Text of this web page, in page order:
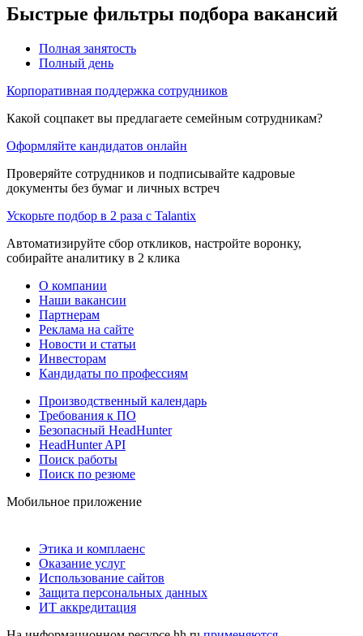
Быстрые фильтры подбора вакансий
Полная занятость
Полный день
Корпоративная поддержка сотрудников
Какой соцпакет вы предлагаете семейным сотрудникам?
Оформляйте кандидатов онлайн
Проверяйте сотрудников и подписывайте кадровые
документы без бумаг и личных встреч
Ускорьте подбор в 2 раза с Talantix
Автоматизируйте сбор откликов, настройте воронку,
собирайте аналитику в 2 клика
О компании
Наши вакансии
Партнерам
Реклама на сайте
Новости и статьи
Инвесторам
Кандидаты по профессиям
Производственный календарь
Требования к ПО
Безопасный HeadHunter
HeadHunter API
Поиск работы
Поиск по резюме
Мобильное приложение
Этика и комплаенс
Оказание услуг
Использование сайтов
Защита персональных данных
ИТ аккредитация